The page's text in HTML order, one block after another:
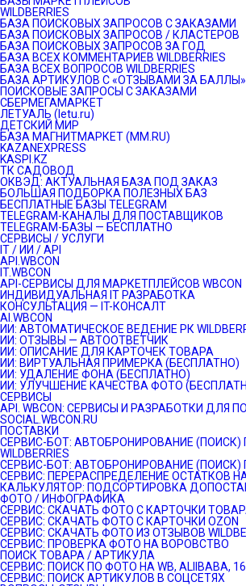
WILDBERRIES
БАЗА ПОИСКОВЫХ ЗАПРОСОВ С ЗАКАЗАМИ
БАЗА ПОИСКОВЫХ ЗАПРОСОВ / КЛАСТЕРОВ
БАЗА ПОИСКОВЫХ ЗАПРОСОВ ЗА ГОД
БАЗА ВСЕХ КОММЕНТАРИЕВ WILDBERRIES
БАЗА ВСЕХ ВОПРОСОВ WILDBERRIES
БАЗА АРТИКУЛОВ С «ОТЗЫВАМИ ЗА БАЛЛЫ»
ПОИСКОВЫЕ ЗАПРОСЫ С ЗАКАЗАМИ
СБЕРМЕГАМАРКЕТ
ЛЕТУАЛЬ (letu.ru)
ДЕТСКИЙ МИР
БАЗА МАГНИТМАРКЕТ (MM.RU)
KAZANEXPRESS
KASPI.KZ
ТК САДОВОД
ОКВЭД: АКТУАЛЬНАЯ БАЗА ПОД ЗАКАЗ
БОЛЬШАЯ ПОДБОРКА ПОЛЕЗНЫХ БАЗ
БЕСПЛАТНЫЕ БАЗЫ TELEGRAM
TELEGRAM-КАНАЛЫ ДЛЯ ПОСТАВЩИКОВ
TELEGRAM-БАЗЫ — БЕСПЛАТНО
СЕРВИСЫ / УСЛУГИ
IT / ИИ / API
API.WBCON
IT.WBCON
API-СЕРВИСЫ ДЛЯ МАРКЕТПЛЕЙСОВ WBCON
ИНДИВИДУАЛЬНАЯ IT РАЗРАБОТКА
КОНСУЛЬТАЦИЯ — IT-КОНСАЛТ
AI.WBCON
ИИ: АВТОМАТИЧЕСКОЕ ВЕДЕНИЕ РК
ИИ: ОТЗЫВЫ — АВТООТВЕТЧИК
ИИ: ОПИСАНИЕ ДЛЯ КАРТОЧЕК ТОВАРА
ИИ: ВИРТУАЛЬНАЯ ПРИМЕРКА (БЕСПЛАТНО)
ИИ: УДАЛЕНИЕ ФОНА (БЕСПЛАТНО)
ИИ: УЛУЧШЕНИЕ КАЧЕСТВА ФОТО
СЕРВИСЫ
API. WBCON: СЕРВИСЫ И РАЗРАБОТКИ ДЛЯ
SOCIAL.WBCON.RU
ПОСТАВКИ
CЕРВИС-БОТ: АВТОБРОНИРОВАНИЕ (ПОИСК)
WILDBERRIES
СЕРВИС-БОТ: АВТОБРОНИРОВАНИЕ (ПОИСК)
СЕРВИС: ПЕРЕРАСПРЕДЕЛЕНИЕ ОСТАТКОВ НА
КАЛЬКУЛЯТОР: ПОДСОРТИРОВКА
ФОТО / ИНФОГРАФИКА
СЕРВИС: СКАЧАТЬ ФОТО С КАРТОЧКИ ТОВАРА
СЕРВИС: СКАЧАТЬ ФОТО С КАРТОЧКИ OZON
СЕРВИС: СКАЧАТЬ ФОТО ИЗ ОТЗЫВОВ
СЕРВИС: ПРОВЕРКА ФОТО НА ВОРОВСТВО
ПОИСК ТОВАРА / АРТИКУЛА
СЕРВИС: ПОИСК ПО ФОТО НА WB, ALIIBABA,
СЕРВИС: ПОИСК АРТИКУЛОВ В СОЦСЕТЯХ